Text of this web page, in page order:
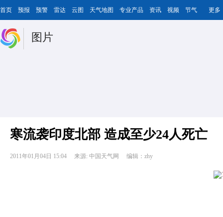
首页 预报 预警 雷达 云图 天气地图 专业产品 资讯 视频 节气 更多
图片
寒流袭印度北部 造成至少24人死亡
2011年01月04日 15:04 来源: 中国天气网 编辑：zhy